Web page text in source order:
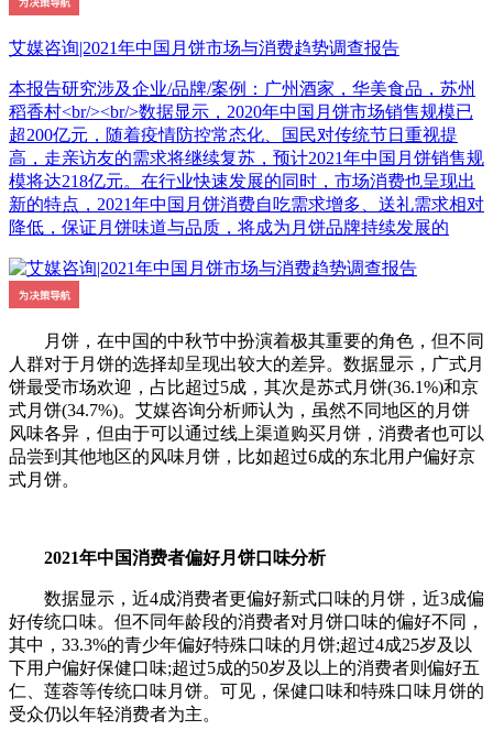
艾媒咨询|2021年中国月饼市场与消费趋势调查报告
本报告研究涉及企业/品牌/案例：广州酒家，华美食品，苏州
稻香村<br/><br/>数据显示，2020年中国月饼市场销售规模已
超200亿元，随着疫情防控常态化、国民对传统节日重视提
高，走亲访友的需求将继续复苏，预计2021年中国月饼销售规
模将达218亿元。在行业快速发展的同时，市场消费也呈现出
新的特点，2021年中国月饼消费自吃需求增多、送礼需求相对
降低，保证月饼味道与品质，将成为月饼品牌持续发展的
月饼，在中国的中秋节中扮演着极其重要的角色，但不同
人群对于月饼的选择却呈现出较大的差异。数据显示，广式月
饼最受市场欢迎，占比超过5成，其次是苏式月饼(36.1%)和京
式月饼(34.7%)。艾媒咨询分析师认为，虽然不同地区的月饼
风味各异，但由于可以通过线上渠道购买月饼，消费者也可以
品尝到其他地区的风味月饼，比如超过6成的东北用户偏好京
式月饼。
2021年中国消费者偏好月饼口味分析
数据显示，近4成消费者更偏好新式口味的月饼，近3成偏
好传统口味。但不同年龄段的消费者对月饼口味的偏好不同，
其中，33.3%的青少年偏好特殊口味的月饼;超过4成25岁及以
下用户偏好保健口味;超过5成的50岁及以上的消费者则偏好五
仁、莲蓉等传统口味月饼。可见，保健口味和特殊口味月饼的
受众仍以年轻消费者为主。